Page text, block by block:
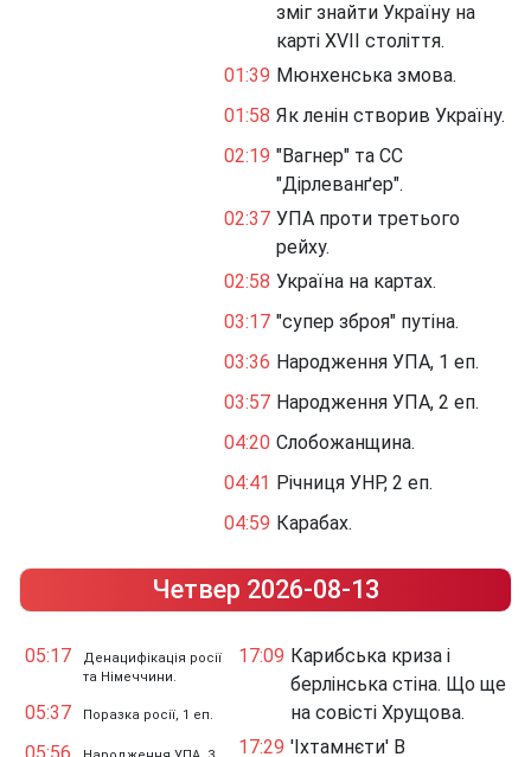
зміг знайти Україну на
карті XVII століття.
01:39 Мюнхенська змова.
01:58 Як ленін створив Україну.
02:19 "Вагнер" та СС
"Дірлеванґер".
02:37 УПА проти третього
рейху.
02:58 Україна на картах.
03:17 "супер зброя" путіна.
03:36 Народження УПА, 1 еп.
03:57 Народження УПА, 2 еп.
04:20 Слобожанщина.
04:41 Річниця УНР, 2 еп.
04:59 Карабах.
Четвер 2026-08-13
05:17
Денацифікація росії
та Німеччини.
05:37 Поразка росії, 1 еп.
17:09 Карибська криза і
берлінська стіна. Що ще
на совісті Хрущова.
17:29 'Іхтамнєти' В